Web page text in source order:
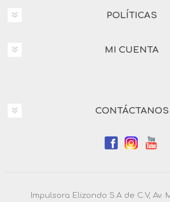
POLÍTICAS
MI CUENTA
CONTÁCTANOS
Impulsora Elizondo S.A de C.V, Av.